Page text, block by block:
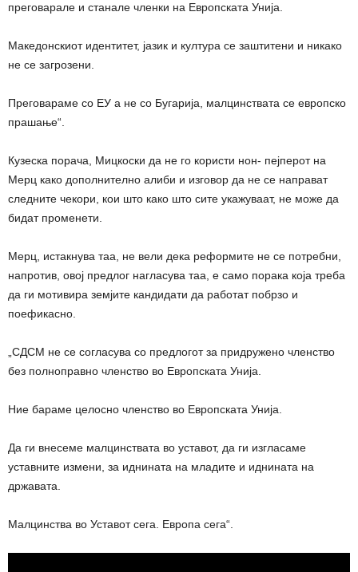
преговарале и станале членки на Европската Унија.
Македонскиот идентитет, јазик и култура се заштитени и никако
не се загрозени.
Преговараме со ЕУ а не со Бугарија, малцинствата се европско
прашање“.
Кузеска порача, Мицкоски да не го користи нон- пејперот на
Мерц како дополнително алиби и изговор да не се направат
следните чекори, кои што како што сите укажуваат, не може да
бидат променети.
Мерц, истакнува таа, не вели дека реформите не се потребни,
напротив, овој предлог нагласува таа, е само порака која треба
да ги мотивира земјите кандидати да работат побрзо и
поефикасно.
„СДСМ не се согласува со предлогот за придружено членство
без полноправно членство во Европската Унија.
Ние бараме целосно членство во Европската Унија.
Да ги внесеме малцинствата во уставот, да ги изгласаме
уставните измени, за иднината на младите и иднината на
државата.
Малцинства во Уставот сега. Европа сега“.